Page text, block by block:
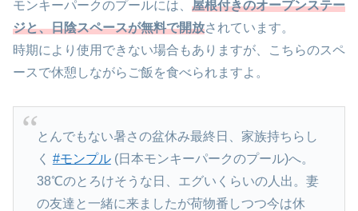
モンキーパークのプールには、 屋根付きのオープンステー
ジと、日陰スペースが無料で開放されています。
時期により使用できない場合もありますが、こちらのスペ
ースで休憩しながらご飯を食べられますよ。
とんでもない暑さの盆休み最終日、家族持ちらし
く #モンプル(日本モンキーパークのプール)へ。
38℃のとろけそうな日、エグいくらいの人出。妻
の友達と一緒に来ましたが荷物番しつつ今は休